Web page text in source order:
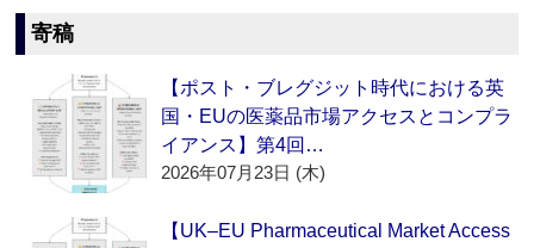
寄稿
【ポスト・ブレグジット時代における英
国・EUの医薬品市場アクセスとコンプラ
イアンス】第4回…
2026年07月23日 (木)
【UK–EU Pharmaceutical Market Access